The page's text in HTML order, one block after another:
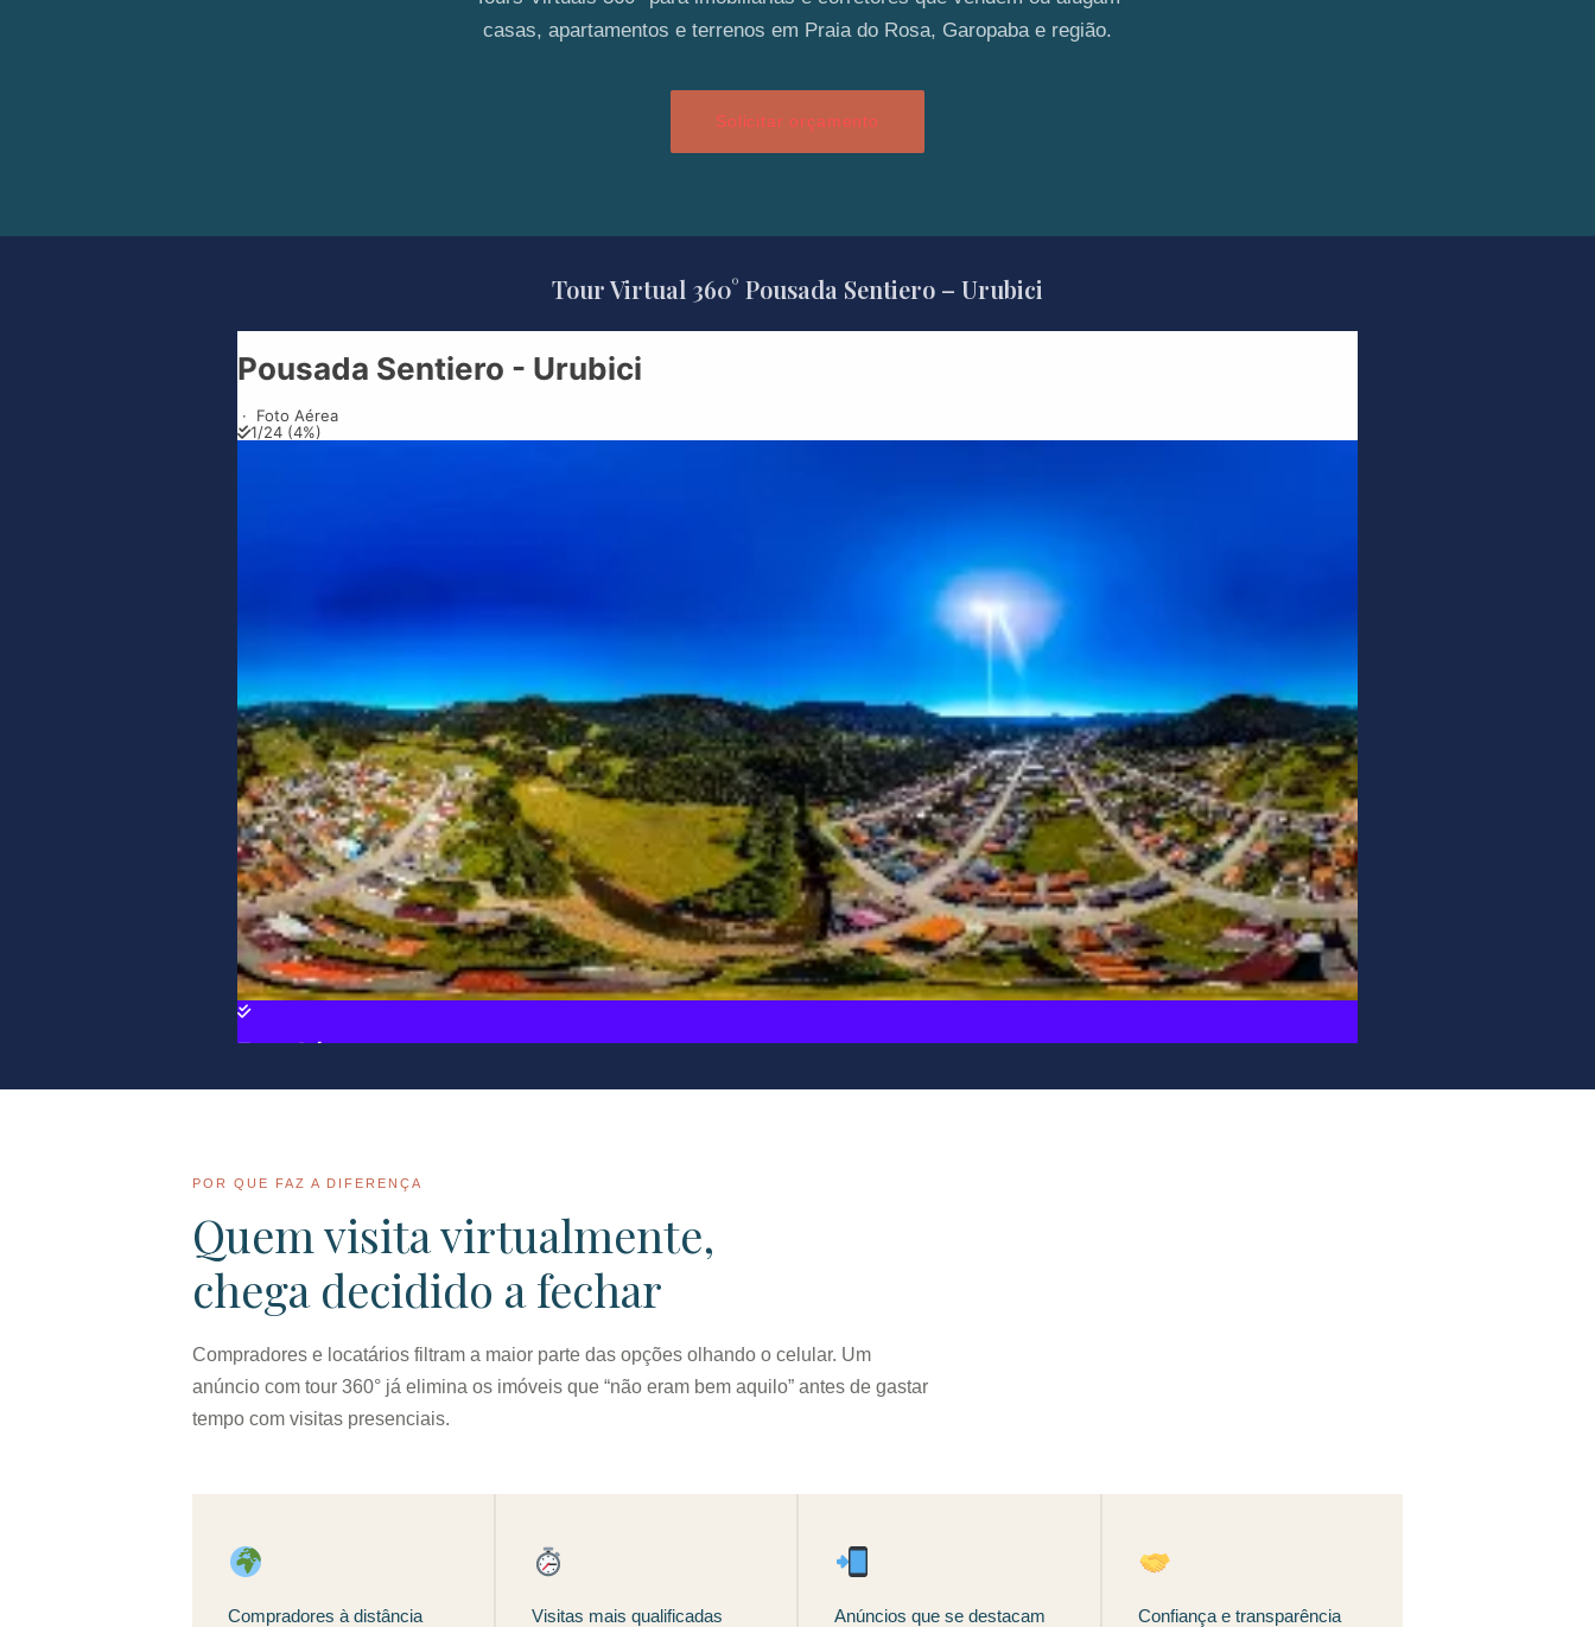
casas, apartamentos e terrenos em Praia do Rosa, Garopaba e região.
Solicitar orçamento
Tour Virtual 360° Pousada Sentiero – Urubici
POR QUE FAZ A DIFERENÇA
Quem visita virtualmente,
chega decidido a fechar
Compradores e locatários filtram a maior parte das opções olhando o celular. Um
anúncio com tour 360° já elimina os imóveis que “não eram bem aquilo” antes de gastar
tempo com visitas presenciais.
Compradores à distância Visitas mais qualificadas Anúncios que se destacam Confiança e transparência